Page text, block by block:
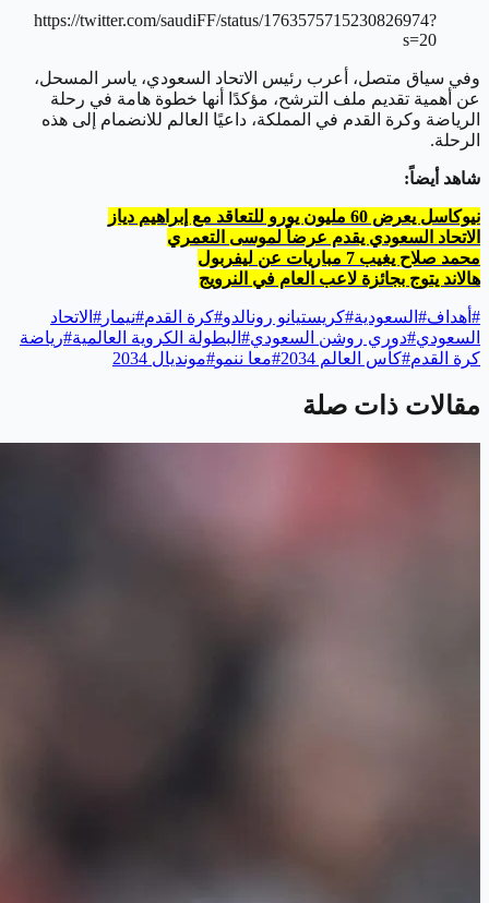
https://twitter.com/saudiFF/status/1763575715230826974?
s=20
وفي سياق متصل، أعرب رئيس الاتحاد السعودي، ياسر المسحل،
عن أهمية تقديم ملف الترشح، مؤكدًا أنها خطوة هامة في رحلة
الرياضة وكرة القدم في المملكة، داعيًا العالم للانضمام إلى هذه
الرحلة.
شاهد أيضاً:
نيوكاسل يعرض 60 مليون يورو للتعاقد مع إبراهيم دياز
الاتحاد السعودي يقدم عرضاً لموسى التعمري
محمد صلاح يغيب 7 مباريات عن ليفربول
هالاند يتوج بجائزة لاعب العام في النرويج
# أهداف# السعودية#كريستيانو رونالدو#كرة القدم#نيمار # الاتحاد
السعودي#دوري روشن السعودي# البطولة الكروية العالمية#رياضة
كرة القدم#كأس العالم 2034 #معا ننمو#مونديال 2034
مقالات ذات صلة